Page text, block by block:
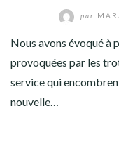
par
Nous avons évoqué à
provoquées par les
service qui
nouvelle…